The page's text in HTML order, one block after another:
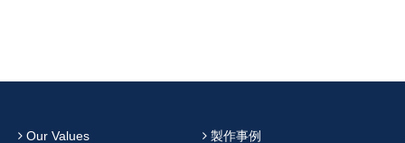
Our Values
製作事例